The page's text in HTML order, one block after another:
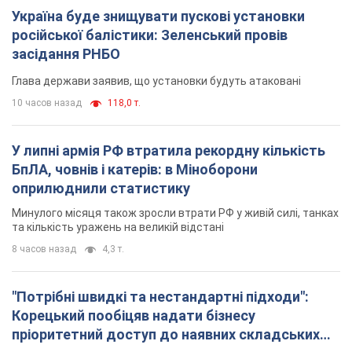
Україна буде знищувати пускові установки
російської балістики: Зеленський провів
засідання РНБО
Глава держави заявив, що установки будуть атаковані
10 часов назад 118,0 т.
У липні армія РФ втратила рекордну кількість
БпЛА, човнів і катерів: в Міноборони
оприлюднили статистику
Минулого місяця також зросли втрати РФ у живій силі, танках
та кількість уражень на великій відстані
8 часов назад 4,3 т.
"Потрібні швидкі та нестандартні підходи":
Корецький пообіцяв надати бізнесу
пріоритетний доступ до наявних складських